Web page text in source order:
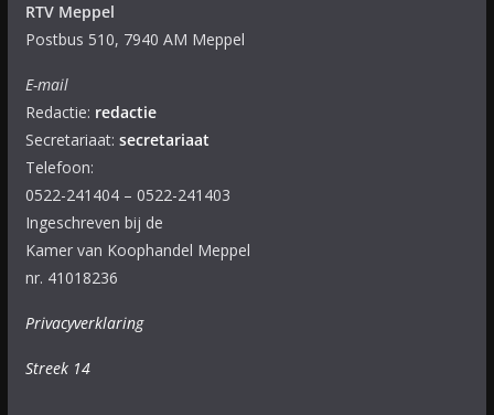
RTV Meppel
Postbus 510, 7940 AM Meppel
E-mail
Redactie: redactie
Secretariaat: secretariaat
Telefoon:
0522-241404 – 0522-241403
Ingeschreven bij de
Kamer van Koophandel Meppel
nr. 41018236
Privacyverklaring
Streek 14